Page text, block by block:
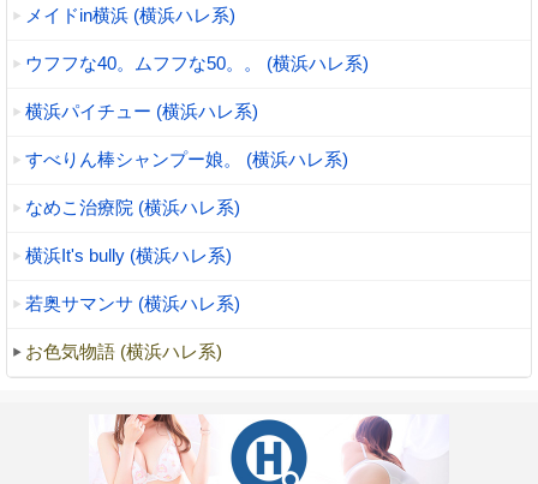
メイドin横浜 (横浜ハレ系)
ウフフな40。ムフフな50。。 (横浜ハレ系)
横浜パイチュー (横浜ハレ系)
すべりん棒シャンプー娘。 (横浜ハレ系)
なめこ治療院 (横浜ハレ系)
横浜It's bully (横浜ハレ系)
若奥サマンサ (横浜ハレ系)
お色気物語 (横浜ハレ系)